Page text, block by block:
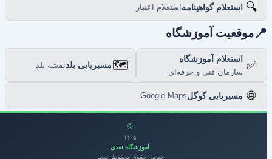
🔍 استعلام گواهینامهاستعلام اعتبار
موقعیت آموزشگاه
✅ استعلام آموزشگاه
سازمان فنی و حرفه‌ای
🗺️مسیریابی بلدنقشه بلد
مسیریابی گوگلGoogle Maps
۱۴۰۵
آموزشگاه نقدی
تمامی حقوق محفوظ است